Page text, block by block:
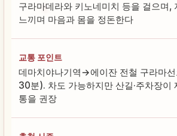
구라마데라와 키노네미치 등을 걸으며,
느끼며 마음과 몸을 정돈한다
교통 포인트
데마치야나기역→에이잔 전철 구라마
30분). 차도 가능하지만 산길·주차장이
통을 권장